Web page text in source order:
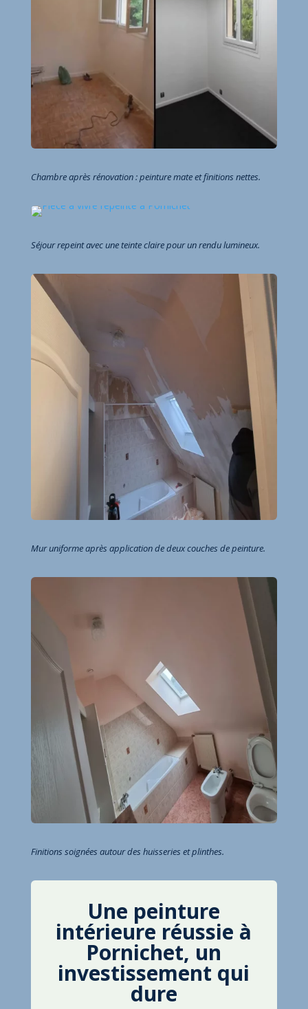
Chambre après rénovation : peinture mate et finitions nettes.
Séjour repeint avec une teinte claire pour un rendu lumineux.
Mur uniforme après application de deux couches de peinture.
Finitions soignées autour des huisseries et plinthes.
Une peinture
intérieure réussie à
Pornichet, un
investissement qui
dure